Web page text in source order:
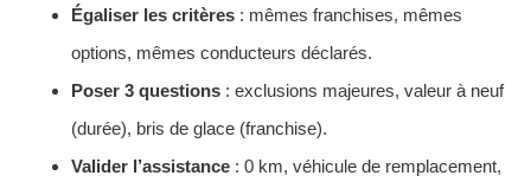
Égaliser les critères : mêmes franchises, mêmes
options, mêmes conducteurs déclarés.
Poser 3 questions : exclusions majeures, valeur à neuf
(durée), bris de glace (franchise).
Valider l’assistance : 0 km, véhicule de remplacement,